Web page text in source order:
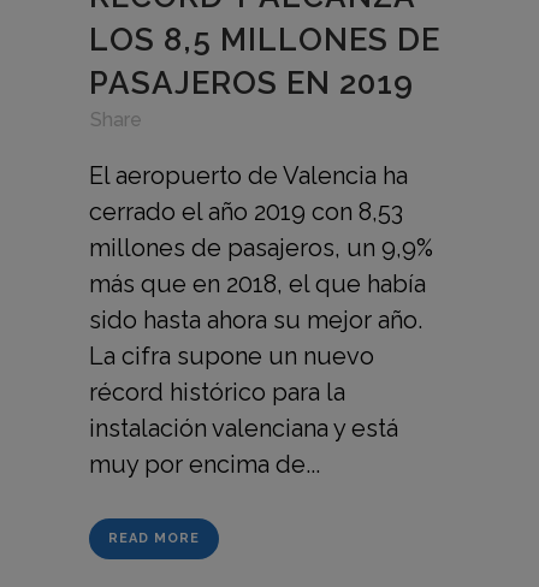
LOS 8,5 MILLONES DE
PASAJEROS EN 2019
Share
El aeropuerto de Valencia ha
cerrado el año 2019 con 8,53
millones de pasajeros, un 9,9%
más que en 2018, el que había
sido hasta ahora su mejor año.
La cifra supone un nuevo
récord histórico para la
instalación valenciana y está
muy por encima de...
READ MORE